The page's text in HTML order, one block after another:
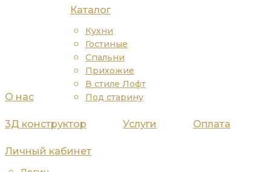
О нас
Каталог
Кухни
Гостиные
Спальни
Прихожие
В стиле Лофт
Под старину
3Д конструктор Услуги Оплата
Личный кабинет